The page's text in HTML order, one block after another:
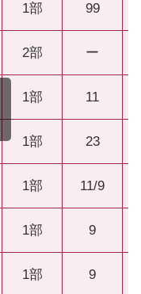
1部 99
2部 ー
1部 11
1部 23
1部 11/9
1部 9
1部 9